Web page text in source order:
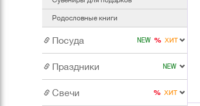
Родословные книги
Посуда
Праздники
Свечи